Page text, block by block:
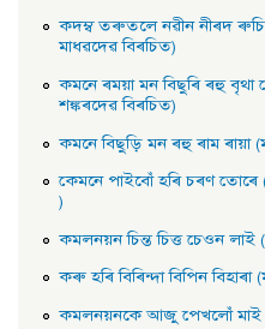
কদম্ব তৰুতলে নৱীন নীৰদ ৰুচিৰ
মাধৱদেৱ বিৰচিত)
কমনে ৰময়া মন বিছুৰি ৰহু বৃথা
শঙ্কৰদেৱ বিৰচিত)
কমনে বিছুড়ি মন ৰহু ৰাম ৰায়া
কেমনে পাইবোঁ হৰি চৰণ তােৰে
)
কমলনয়ন চিন্ত চিত্ত চেওন লাই
কৰু হৰি বিৰিন্দা বিপিন বিহাৰা
কমলনয়নকে আজু পেখলোঁ মাই